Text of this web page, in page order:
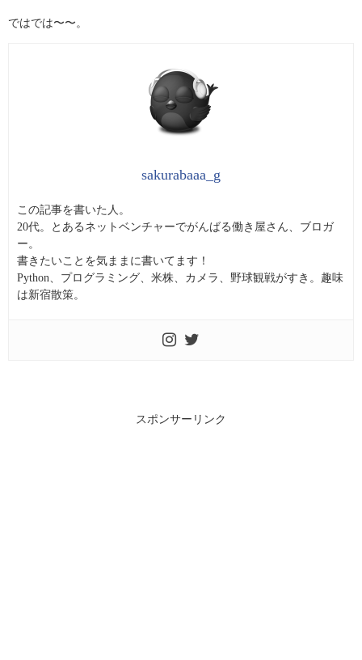
ではでは〜〜。
sakurabaaa_g
この記事を書いた人。
20代。とあるネットベンチャーでがんばる働き屋さん、ブロガ
ー。
書きたいことを気ままに書いてます！
Python、プログラミング、米株、カメラ、野球観戦がすき。趣味
は新宿散策。
スポンサーリンク